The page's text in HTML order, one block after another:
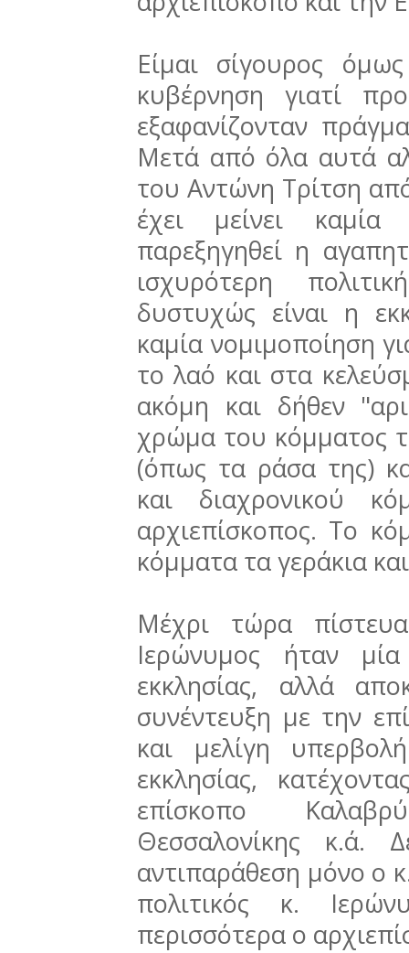
Είμαι σίγουρος
κυβέρνηση γιατί
εξαφανίζονταν
Μετά από όλα αυτά
του Αντώνη Τρίτση
έχει μείνει
παρεξηγηθεί η
ισχυρότερη
δυστυχώς είναι η
καμία νομιμοποίηση
το λαό και στα
ακόμη και δήθεν
χρώμα του κόμματος
(όπως τα ράσα της)
και διαχρονικού
αρχιεπίσκοπος. Το
κόμματα τα γεράκια
Μέχρι τώρα
Ιερώνυμος ήταν
εκκλησίας, αλλά
συνέντευξη με την
και μελίγη
εκκλησίας,
επίσκοπο
Θεσσαλονίκης
αντιπαράθεση μόνο ο
πολιτικός κ.
περισσότερα ο